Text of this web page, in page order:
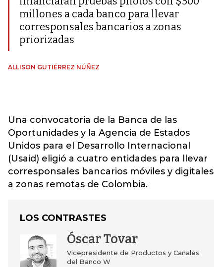
millones a cada banco para llevar
corresponsales bancarios a zonas
priorizadas
ALLISON GUTIÉRREZ NÚÑEZ
Una convocatoria de la Banca de las
Oportunidades y la Agencia de Estados
Unidos para el Desarrollo Internacional
(Usaid) eligió a cuatro entidades para llevar
corresponsales bancarios móviles y digitales
a zonas remotas de Colombia.
LOS CONTRASTES
Óscar Tovar
Vicepresidente de Productos y Canales
del Banco W